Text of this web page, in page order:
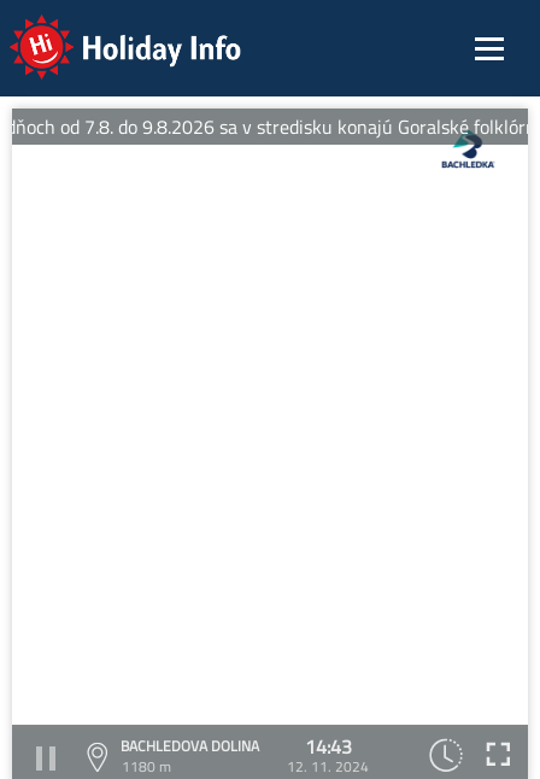
Holiday Info
od 7.8. do 9.8.2026 sa v stredisku konajú Goralské
BACHLEDOVA DOLINA
1180 m
14:43
12. 11. 2024